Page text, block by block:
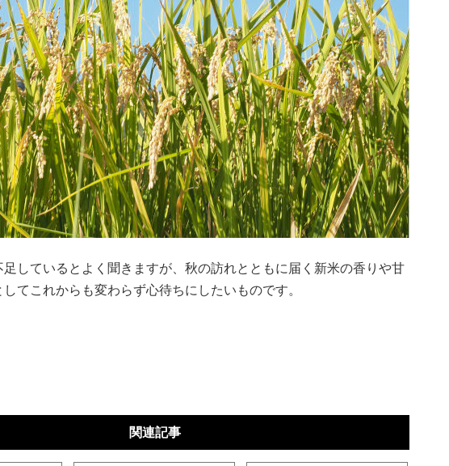
しているとよく聞きますが、秋の訪れとともに届く新米の香りや甘
てこれからも変わらず心待ちにしたいものです。
関連記事